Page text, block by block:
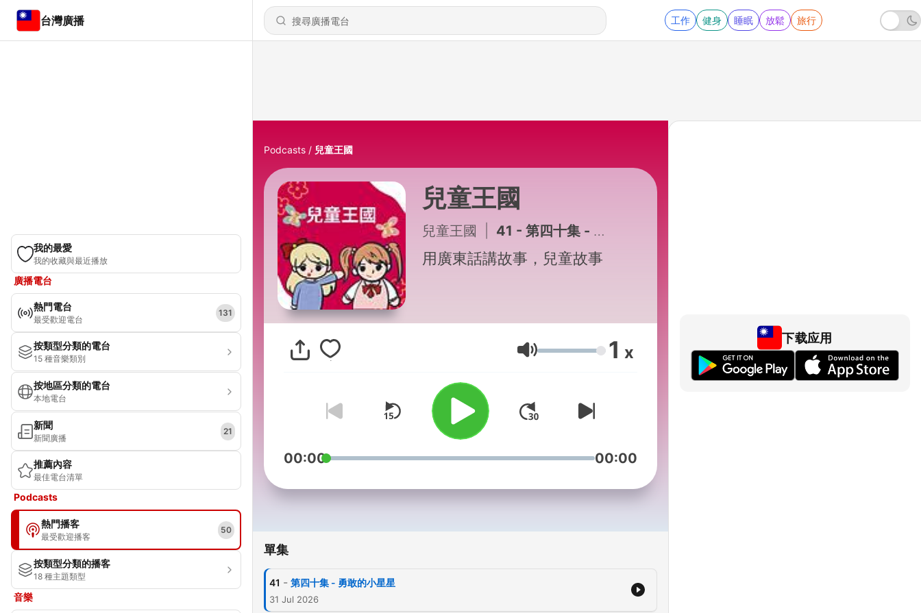
台灣廣播 工作 健身 睡眠 放鬆 旅行
我的最愛
我的收藏與最近播放
廣播電台
熱門電台
最受歡迎電台
131
按類型分類的電台
15 種音樂類別
按地區分類的電台
本地電台
新聞
新聞廣播
21
推薦內容
最佳電台清單
Podcasts
熱門播客
最受歡迎播客
50
按類型分類的播客
18 種主題類型
音樂
Podcasts 兒童王國
兒童王國
兒童王國 41 - 第四十集 - 勇敢的小星星
用廣東話講故事，兒童故事
音量 1 x
00:00 00:00
單集
41 - 第四十集 - 勇敢的小星星
31 Jul 2026
下载应用